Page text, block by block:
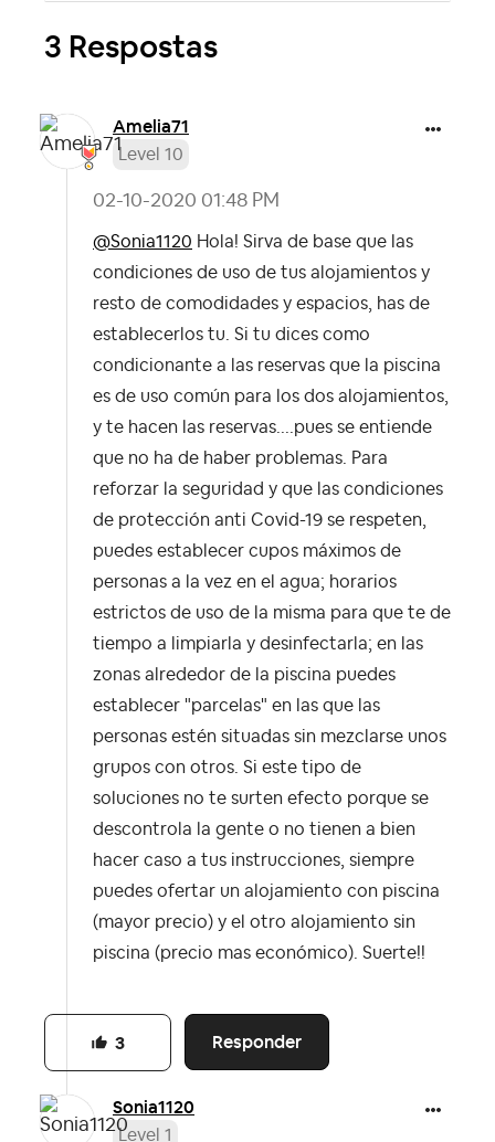
3 Respostas
Amelia71
Level 10
‎02-10-2020 01:48 PM
@Sonia1120 Hola! Sirva de base que las
condiciones de uso de tus alojamientos y
resto de comodidades y espacios, has de
establecerlos tu. Si tu dices como
condicionante a las reservas que la piscina
es de uso común para los dos alojamientos,
y te hacen las reservas....pues se entiende
que no ha de haber problemas. Para
reforzar la seguridad y que las condiciones
de protección anti Covid-19 se respeten,
puedes establecer cupos máximos de
personas a la vez en el agua; horarios
estrictos de uso de la misma para que te de
tiempo a limpiarla y desinfectarla; en las
zonas alrededor de la piscina puedes
establecer "parcelas" en las que las
personas estén situadas sin mezclarse unos
grupos con otros. Si este tipo de
soluciones no te surten efecto porque se
descontrola la gente o no tienen a bien
hacer caso a tus instrucciones, siempre
puedes ofertar un alojamiento con piscina
(mayor precio) y el otro alojamiento sin
piscina (precio mas económico). Suerte!!
Responder
3
Sonia1120
Level 1